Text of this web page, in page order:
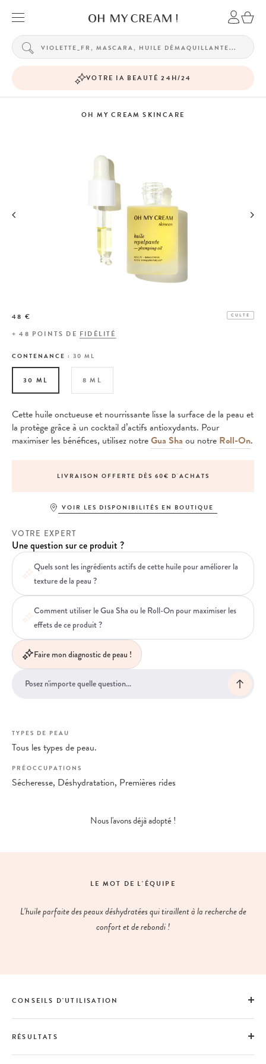
VOTRE IA BEAUTÉ 24H/24
OH MY CREAM SKINCARE
48 € CULTE
+48 POINTS DE FIDÉLITÉ
CONTENANCE : 30 ML
30 ML 8 ML
Cette huile onctueuse et nourrissante lisse la surface de la peau et
la protège grâce à un cocktail d’actifs antioxydants. Pour
maximiser les bénéfices, utilisez notreGua Sha ou notre Roll-On.
LIVRAISON OFFERTE DÈS 60€ D'ACHATS
VOIR LES DISPONIBILITÉS EN BOUTIQUE
VOTRE EXPERT
Une question sur ce produit ?
Quels sont les ingrédients actifs de cette huile pour améliorer la
texture de la peau ?
Comment utiliser le Gua Sha ou le Roll-On pour maximiser les
effets de ce produit ?
Faire mon diagnostic de peau !
TYPES DE PEAU
Tous les types de peau.
PRÉOCCUPATIONS
Sécheresse, Déshydratation, Premières rides
Nous l'avons déjà adopté !
LE MOT DE L'ÉQUIPE
L’huile parfaite des peaux déshydratées qui tiraillent à la recherche de
confort et de rebondi !
CONSEILS D'UTILISATION
RÉSULTATS